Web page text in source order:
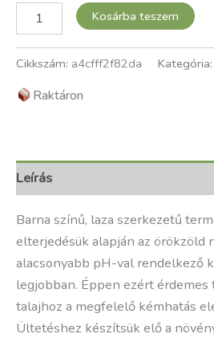
Kosárba teszem
Cikkszám: a4cfff2f82da Kategória:
Raktáron
Leírás
Barna színű, laza szerkezetű
elterjedésük alapján az örökzöld
alacsonyabb pH-val rendelkező
legjobban. Éppen ezért érdemes
talajhoz a megfelelő kémhatás
Ültetéshez készítsük elő a